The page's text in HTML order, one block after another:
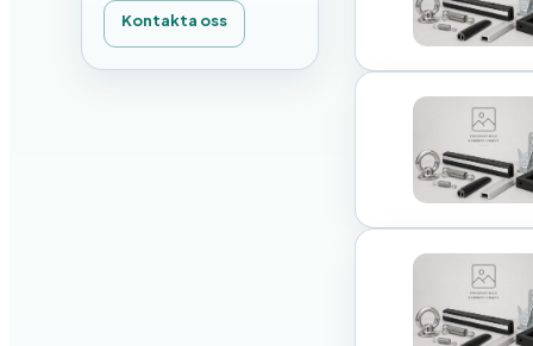
Kontakta oss